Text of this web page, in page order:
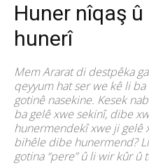
Huner nîqaş
hunerî
Mem Ararat di destpêka
qeyyum hat ser we kê li
gotinê nasekine. Kesek
ba gelê xwe sekinî, dibe
hunermendekî xwe ji gelê
bihêle dibe hunermend?
gotina “pere” û li wir kûr û